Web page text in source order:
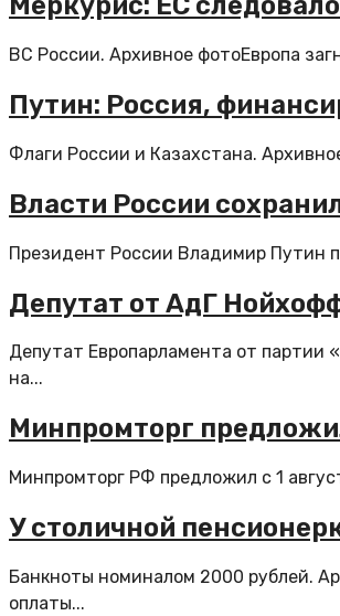
ВС России. Архивное фотоЕвропа
Путин: Россия,
Флаги России и Казахстана.
Власти России
Президент России Владимир Путин
Депутат от АдГ
Депутат Европарламента от партии
на...
Минпромторг
Минпромторг РФ предложил с 1
У столичной
Банкноты номиналом 2000 рублей.
оплаты...